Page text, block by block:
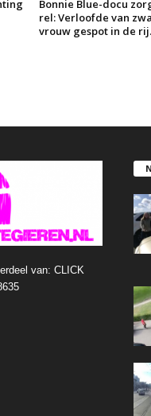
Bonnie Blue-docu
rel: Verloofde van
vrouw gespot in de
van: CLICK